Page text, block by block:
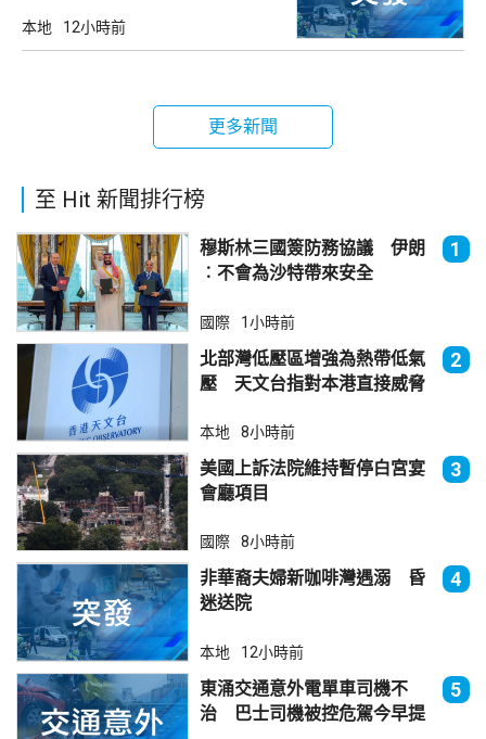
本地 12小時前
更多新聞
至 Hit 新聞排行榜
穆斯林三國簽防務協議 伊朗
︰不會為沙特帶來安全
1
國際 1小時前
北部灣低壓區增強為熱帶低氣
壓 天文台指對本港直接威脅
2
本地 8小時前
美國上訴法院維持暫停白宮宴
會廳項目
3
國際 8小時前
非華裔夫婦新咖啡灣遇溺 昏
迷送院
4
本地 12小時前
東涌交通意外電單車司機不
治 巴士司機被控危駕今早提
5